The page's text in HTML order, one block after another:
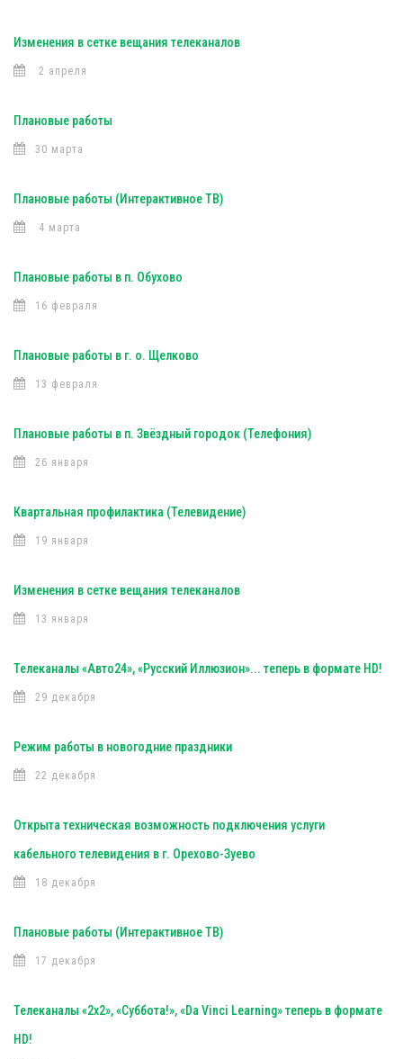
Изменения в сетке вещания телеканалов
2 апреля
Плановые работы
30 марта
Плановые работы (Интерактивное ТВ)
4 марта
Плановые работы в п. Обухово
16 февраля
Плановые работы в г. о. Щелково
13 февраля
Плановые работы в п. Звёздный городок (Телефония)
26 января
Квартальная профилактика (Телевидение)
19 января
Изменения в сетке вещания телеканалов
13 января
Телеканалы «Авто24», «Русский Иллюзион»... теперь в формате HD!
29 декабря
Режим работы в новогодние праздники
22 декабря
Открыта техническая возможность подключения услуги
кабельного телевидения в г. Орехово-Зуево
18 декабря
Плановые работы (Интерактивное ТВ)
17 декабря
Телеканалы «2х2», «Суббота!», «Da Vinci Learning» теперь в формате
HD!